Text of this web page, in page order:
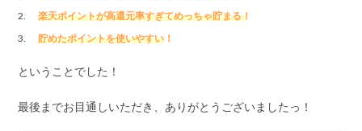
楽天ポイントが高還元率すぎてめっちゃ貯まる！
貯めたポイントを使いやすい！
ということでした！
最後までお目通しいただき、ありがとうございましたっ！